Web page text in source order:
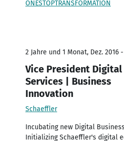
ONESTOPTRANSFORMATION
2 Jahre und 1 Monat, Dez. 2016
Vice President Digital
Services | Business
Innovation
Schaeffler
Incubating new Digital
Initializing Schaeffler's digital